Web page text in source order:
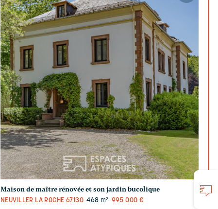
Maison de maître rénovée et son jardin bucolique
NEUVILLER LA ROCHE 67130 468 m² 995 000 €